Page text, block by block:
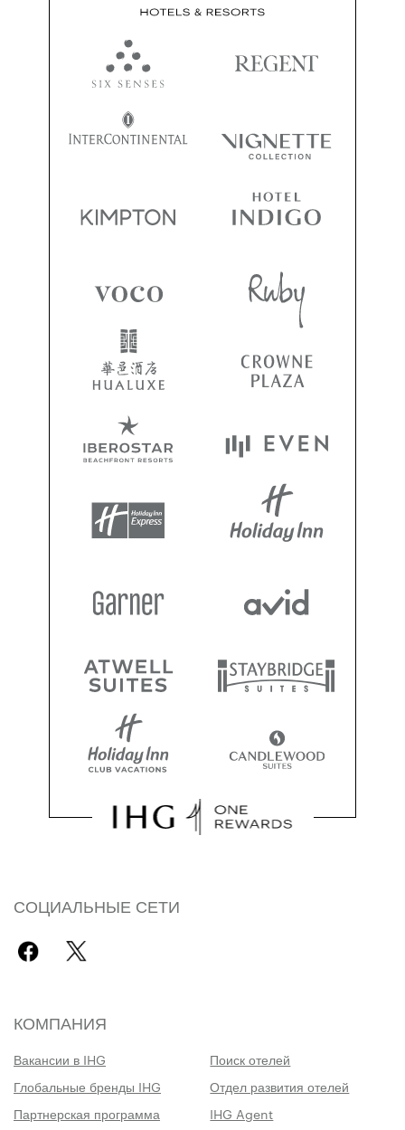
СОЦИАЛЬНЫЕ СЕТИ
КОМПАНИЯ
Вакансии в IHG
Поиск отелей
Глобальные бренды IHG
Отдел развития отелей
Партнерская программа
IHG Agent